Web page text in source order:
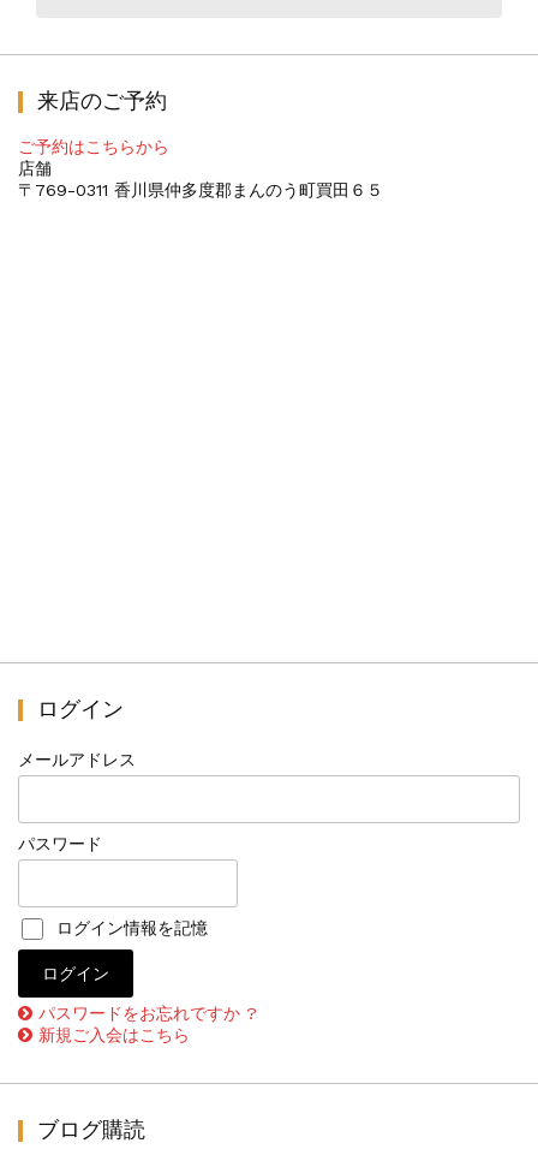
来店のご予約
ご予約はこちらから
店舗
〒769-0311 香川県仲多度郡まんのう町買田６５
ログイン
メールアドレス
パスワード
ログイン情報を記憶
パスワードをお忘れですか ?
新規ご入会はこちら
ブログ購読